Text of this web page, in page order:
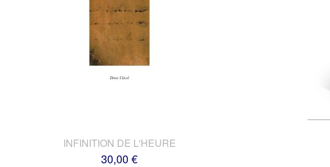
INFINITION DE L'HEURE
30,00 €